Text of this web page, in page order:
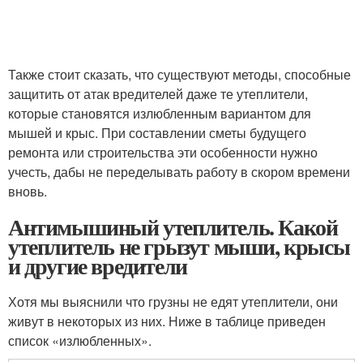
Также стоит сказать, что существуют методы, способные
защитить от атак вредителей даже те утеплители,
которые становятся излюбленным вариантом для
мышей и крыс. При составлении сметы будущего
ремонта или строительства эти особенности нужно
учесть, дабы не переделывать работу в скором времени
вновь.
Антимышиный утеплитель. Какой
утеплитель не грызут мыши, крысы
и другие вредители
Хотя мы выяснили что грузны не едят утеплители, они
живут в некоторых из них. Ниже в таблице приведен
список «излюбленных».